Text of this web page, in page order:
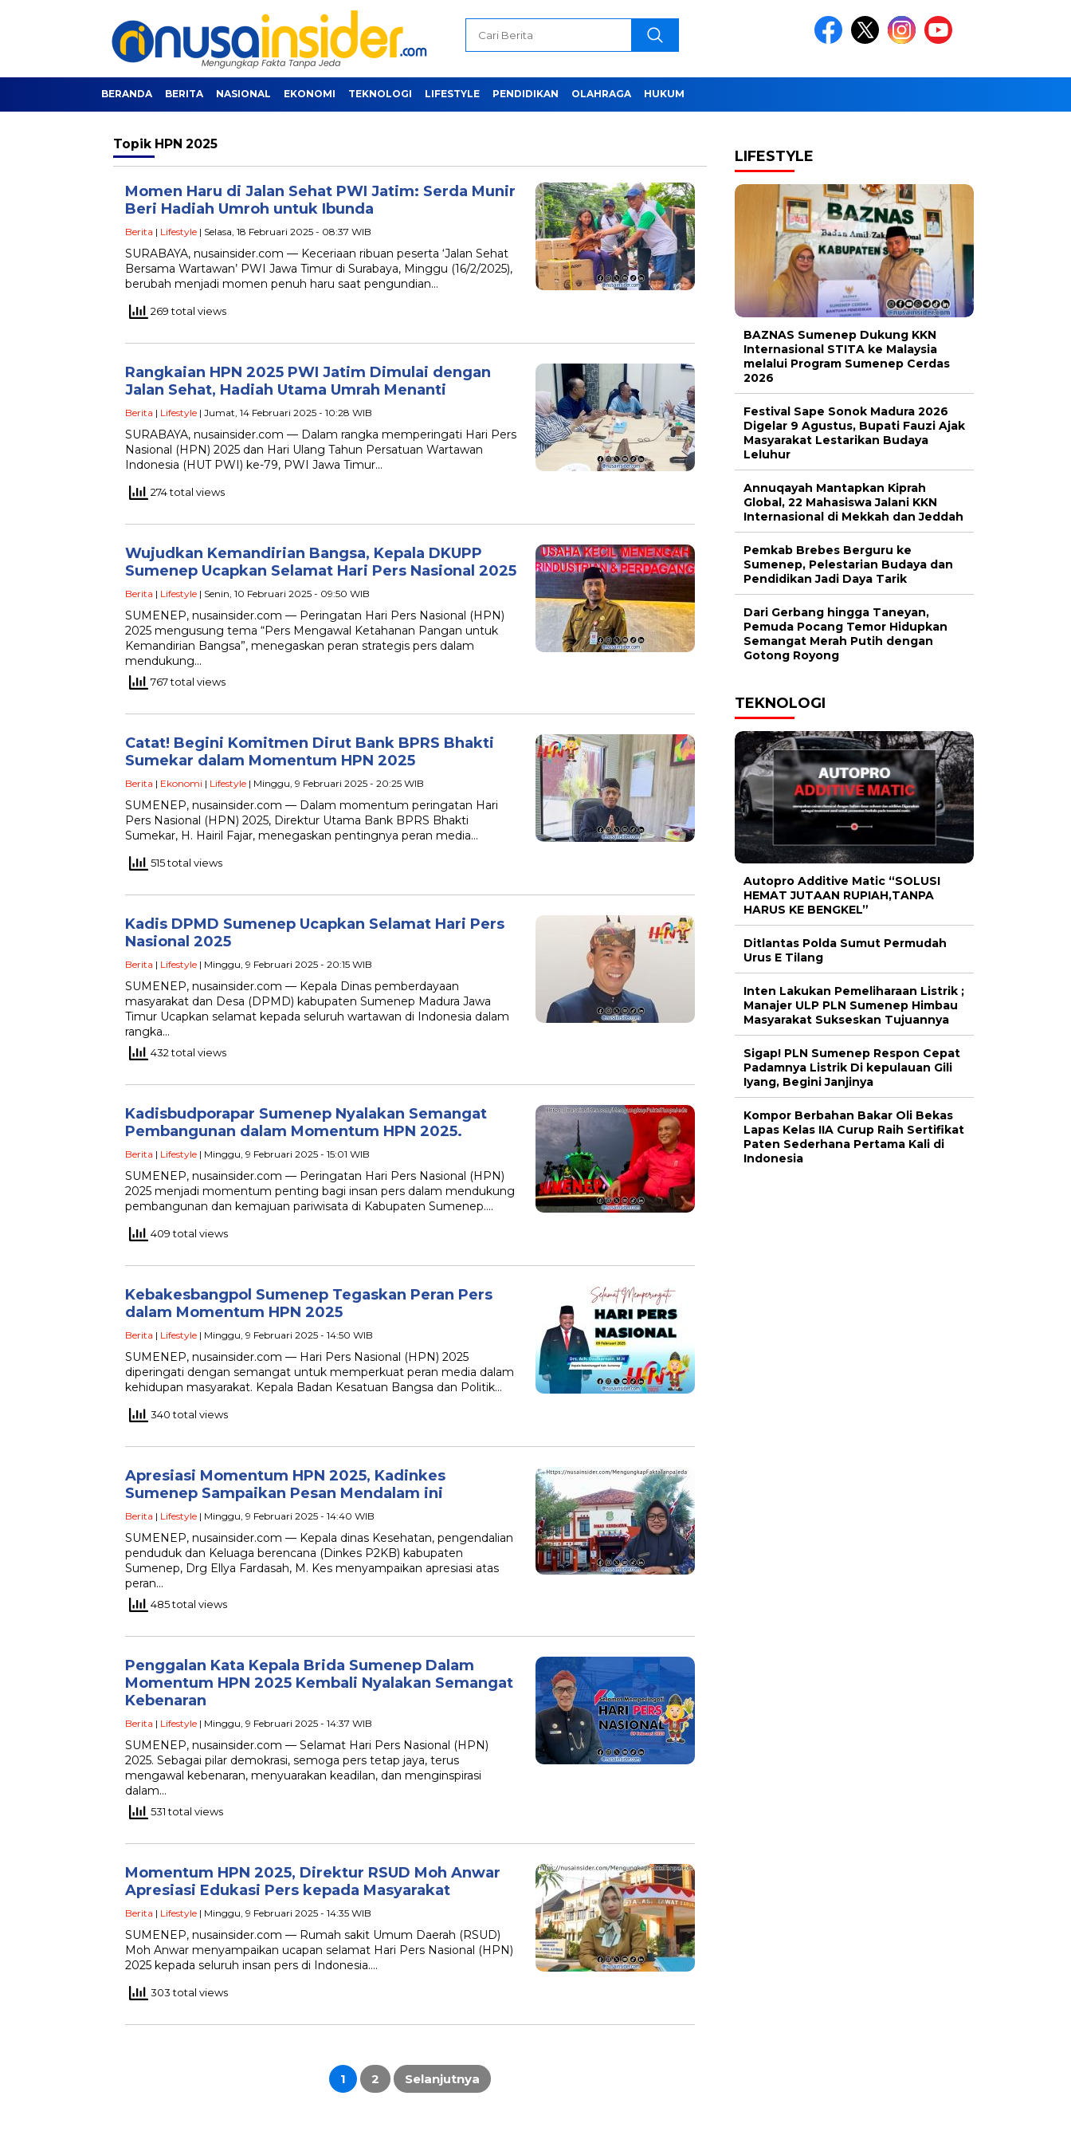
BERANDA BERITA NASIONAL EKONOMI TEKNOLOGI LIFESTYLE PENDIDIKAN OLAHRAGA HUKUM
Topik HPN 2025
Momen Haru di Jalan Sehat PWI Jatim: Serda Munir
Beri Hadiah Umroh untuk Ibunda
Berita | Lifestyle | Selasa, 18 Februari 2025 - 08:37 WIB
SURABAYA, nusainsider.com — Keceriaan ribuan peserta ‘Jalan Sehat
Bersama Wartawan’ PWI Jawa Timur di Surabaya, Minggu (16/2/2025),
berubah menjadi momen penuh haru saat pengundian…
269 total views
Rangkaian HPN 2025 PWI Jatim Dimulai dengan
Jalan Sehat, Hadiah Utama Umrah Menanti
Berita | Lifestyle | Jumat, 14 Februari 2025 - 10:28 WIB
SURABAYA, nusainsider.com — Dalam rangka memperingati Hari Pers
Nasional (HPN) 2025 dan Hari Ulang Tahun Persatuan Wartawan
Indonesia (HUT PWI) ke-79, PWI Jawa Timur…
274 total views
Wujudkan Kemandirian Bangsa, Kepala DKUPP
Sumenep Ucapkan Selamat Hari Pers Nasional 2025
Berita | Lifestyle | Senin, 10 Februari 2025 - 09:50 WIB
SUMENEP, nusainsider.com — Peringatan Hari Pers Nasional (HPN)
2025 mengusung tema “Pers Mengawal Ketahanan Pangan untuk
Kemandirian Bangsa”, menegaskan peran strategis pers dalam
mendukung…
767 total views
Catat! Begini Komitmen Dirut Bank BPRS Bhakti
Sumekar dalam Momentum HPN 2025
Berita | Ekonomi | Lifestyle | Minggu, 9 Februari 2025 - 20:25 WIB
SUMENEP, nusainsider.com — Dalam momentum peringatan Hari
Pers Nasional (HPN) 2025, Direktur Utama Bank BPRS Bhakti
Sumekar, H. Hairil Fajar, menegaskan pentingnya peran media…
515 total views
Kadis DPMD Sumenep Ucapkan Selamat Hari Pers
Nasional 2025
Berita | Lifestyle | Minggu, 9 Februari 2025 - 20:15 WIB
SUMENEP, nusainsider.com — Kepala Dinas pemberdayaan
masyarakat dan Desa (DPMD) kabupaten Sumenep Madura Jawa
Timur Ucapkan selamat kepada seluruh wartawan di Indonesia dalam
rangka…
432 total views
Kadisbudporapar Sumenep Nyalakan Semangat
Pembangunan dalam Momentum HPN 2025.
Berita | Lifestyle | Minggu, 9 Februari 2025 - 15:01 WIB
SUMENEP, nusainsider.com — Peringatan Hari Pers Nasional (HPN)
2025 menjadi momentum penting bagi insan pers dalam mendukung
pembangunan dan kemajuan pariwisata di Kabupaten Sumenep….
409 total views
Kebakesbangpol Sumenep Tegaskan Peran Pers
dalam Momentum HPN 2025
Berita | Lifestyle | Minggu, 9 Februari 2025 - 14:50 WIB
SUMENEP, nusainsider.com — Hari Pers Nasional (HPN) 2025
diperingati dengan semangat untuk memperkuat peran media dalam
kehidupan masyarakat. Kepala Badan Kesatuan Bangsa dan Politik…
340 total views
Apresiasi Momentum HPN 2025, Kadinkes
Sumenep Sampaikan Pesan Mendalam ini
Berita | Lifestyle | Minggu, 9 Februari 2025 - 14:40 WIB
SUMENEP, nusainsider.com — Kepala dinas Kesehatan, pengendalian
penduduk dan Keluaga berencana (Dinkes P2KB) kabupaten
Sumenep, Drg Ellya Fardasah, M. Kes menyampaikan apresiasi atas
peran…
485 total views
Penggalan Kata Kepala Brida Sumenep Dalam
Momentum HPN 2025 Kembali Nyalakan Semangat
Kebenaran
Berita | Lifestyle | Minggu, 9 Februari 2025 - 14:37 WIB
SUMENEP, nusainsider.com — Selamat Hari Pers Nasional (HPN)
2025. Sebagai pilar demokrasi, semoga pers tetap jaya, terus
mengawal kebenaran, menyuarakan keadilan, dan menginspirasi
dalam…
531 total views
Momentum HPN 2025, Direktur RSUD Moh Anwar
Apresiasi Edukasi Pers kepada Masyarakat
Berita | Lifestyle | Minggu, 9 Februari 2025 - 14:35 WIB
SUMENEP, nusainsider.com — Rumah sakit Umum Daerah (RSUD)
Moh Anwar menyampaikan ucapan selamat Hari Pers Nasional (HPN)
2025 kepada seluruh insan pers di Indonesia….
303 total views
1 2 Selanjutnya
LIFESTYLE
BAZNAS Sumenep Dukung KKN
Internasional STITA ke Malaysia
melalui Program Sumenep Cerdas
2026
Festival Sape Sonok Madura 2026
Digelar 9 Agustus, Bupati Fauzi Ajak
Masyarakat Lestarikan Budaya
Leluhur
Annuqayah Mantapkan Kiprah
Global, 22 Mahasiswa Jalani KKN
Internasional di Mekkah dan Jeddah
Pemkab Brebes Berguru ke
Sumenep, Pelestarian Budaya dan
Pendidikan Jadi Daya Tarik
Dari Gerbang hingga Taneyan,
Pemuda Pocang Temor Hidupkan
Semangat Merah Putih dengan
Gotong Royong
TEKNOLOGI
Autopro Additive Matic “SOLUSI
HEMAT JUTAAN RUPIAH,TANPA
HARUS KE BENGKEL”
Ditlantas Polda Sumut Permudah
Urus E Tilang
Inten Lakukan Pemeliharaan Listrik ;
Manajer ULP PLN Sumenep Himbau
Masyarakat Sukseskan Tujuannya
Sigap! PLN Sumenep Respon Cepat
Padamnya Listrik Di kepulauan Gili
Iyang, Begini Janjinya
Kompor Berbahan Bakar Oli Bekas
Lapas Kelas IIA Curup Raih Sertifikat
Paten Sederhana Pertama Kali di
Indonesia